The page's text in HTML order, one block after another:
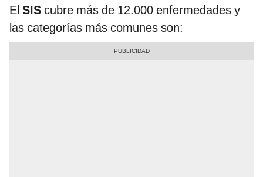
El SIS cubre más de 12.000 enfermedades y
las categorías más comunes son: